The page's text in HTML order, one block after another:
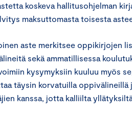
koskeva hallitusohjelman
maksuttomasta toisesta
aste merkitsee oppikirjojen
sekä ammatillisessa
kysymyksiin kuuluu myös
täysin korvatuilla
kanssa, jotta kalliilta